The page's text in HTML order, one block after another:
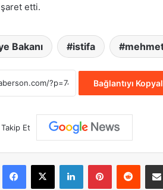
etti.
Bakanı istifa
Bağlantıyı
Takip Et
Facebook
X LinkedInPinterestReddit